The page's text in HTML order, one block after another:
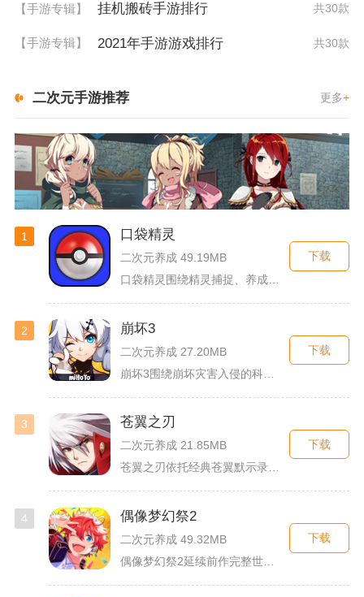
【手游专辑】 挂机搬砖手游排行 共30款
【手游专辑】 2021年手游游戏排行 共30款
二次元手游推荐 更多+
1 口袋精灵
二次元养成 49.19MB
下载
2 崩坏3
二次元养成 27.20MB
下载
3 苍翼之刃
二次元养成 21.85MB
苍翼之刃依托经典苍翼默示录IP打造横版指尖格斗手游，完整收录...
下载
4 偶像梦幻祭2
二次元养成 49.32MB
下载